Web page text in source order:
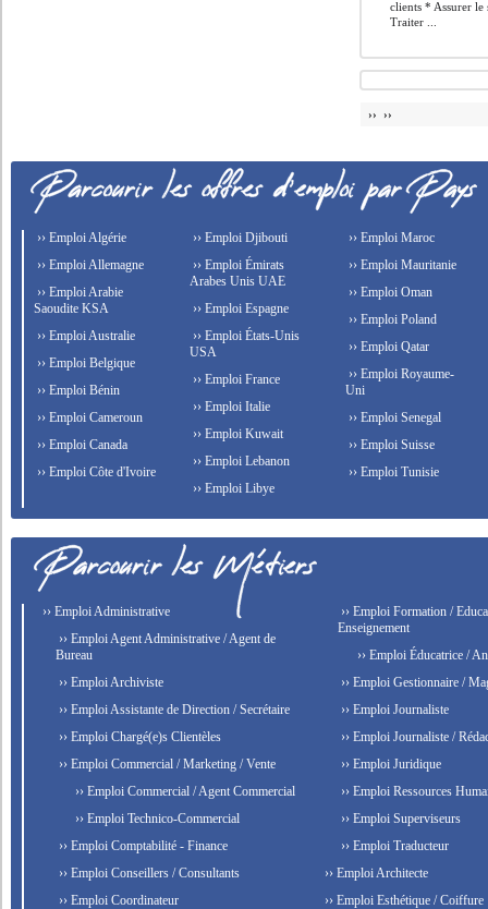
clients * Assurer
Traiter ...
›› ››
›› Emploi Algérie
›› Emploi Allemagne
›› Emploi Arabie
Saoudite KSA
›› Emploi Australie
›› Emploi Belgique
›› Emploi Bénin
›› Emploi Cameroun
›› Emploi Canada
›› Emploi Côte d'Ivoire
›› Emploi Djibouti
›› Emploi Émirats
Arabes Unis UAE
›› Emploi Espagne
›› Emploi États-Unis
USA
›› Emploi France
›› Emploi Italie
›› Emploi Kuwait
›› Emploi Lebanon
›› Emploi Libye
›› Emploi Maroc
›› Emploi Mauritanie
›› Emploi Oman
›› Emploi Poland
›› Emploi Qatar
›› Emploi Royaume-
Uni
›› Emploi Senegal
›› Emploi Suisse
›› Emploi Tunisie
›› Emploi Administrative
›› Emploi Agent Administrative / Agent de
Bureau
›› Emploi Archiviste
›› Emploi Assistante de Direction / Secrétaire
›› Emploi Chargé(e)s Clientèles
›› Emploi Commercial / Marketing / Vente
›› Emploi Commercial / Agent Commercial
›› Emploi Technico-Commercial
›› Emploi Comptabilité - Finance
›› Emploi Conseillers / Consultants
›› Emploi Coordinateur
›› Emploi Formation /
Enseignement
›› Emploi Éducatrice /
›› Emploi Gestionnaire /
›› Emploi Journaliste
›› Emploi Journaliste /
›› Emploi Juridique
›› Emploi Ressources
›› Emploi Superviseurs
›› Emploi Traducteur
›› Emploi Architecte
›› Emploi Esthétique / Coiffure